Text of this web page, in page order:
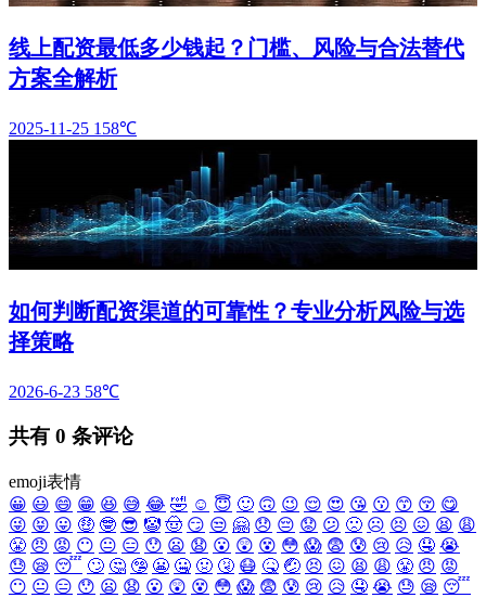
线上配资最低多少钱起？门槛、风险与合法替代
方案全解析
2025-11-25 158℃
如何判断配资渠道的可靠性？专业分析风险与选
择策略
2026-6-23 58℃
共有 0 条评论
emoji表情
😀 😃 😄 😁 😆 😅 😂 🤣 ☺️ 😇 🙂 🙃 😉 😌 😍 😘 😗 😙 😚 😋
😜 😝 😛 🤑 🤓 😎 🤡 🤠 😏 😒 🤗 😞 😔 😟 😕 🙁 ☹️ 😣 😖 😫 😩
😤 😠 😡 😶 😐 😑 😯 😦 😧 😮 😲 😵 😳 😱 😨 😰 😢 😥 🤤 😭
😓 😪 😴 🙄 🤔 🤥 😬 🤐 🤢 🤧 😷 🤒 🤕 😣 😖 😫 😩 😤 😠 😡
😶 😐 😑 😯 😦 😧 😮 😲 😵 😳 😱 😨 😰 😢 😥 🤤 😭 😓 😪 😴